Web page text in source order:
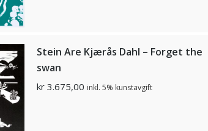
Stein Are Kjærås Dahl – Forget the
swan
kr3.675,00 inkl. 5% kunstavgift